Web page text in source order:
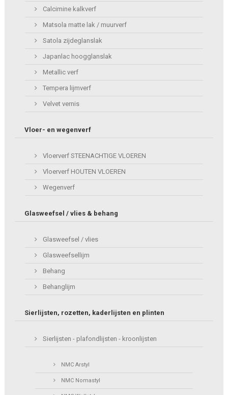
Calcimine kalkverf
Matsola matte lak / muurverf
Satola zijdeglanslak
Japanlac hoogglanslak
Metallic verf
Tempera lijmverf
Velvet vernis
Vloer- en wegenverf
Vloerverf STEENACHTIGE VLOEREN
Vloerverf HOUTEN VLOEREN
Wegenverf
Glasweefsel / vlies & behang
Glasweefsel / vlies
Glasweefsellijm
Behang
Behanglijm
Sierlijsten, rozetten, kaderlijsten en plinten
Sierlijsten - plafondlijsten - kroonlijsten
NMC Arstyl
NMC Nomastyl